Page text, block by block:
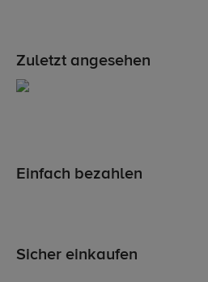
Zuletzt angesehen
Einfach bezahlen
Sicher einkaufen